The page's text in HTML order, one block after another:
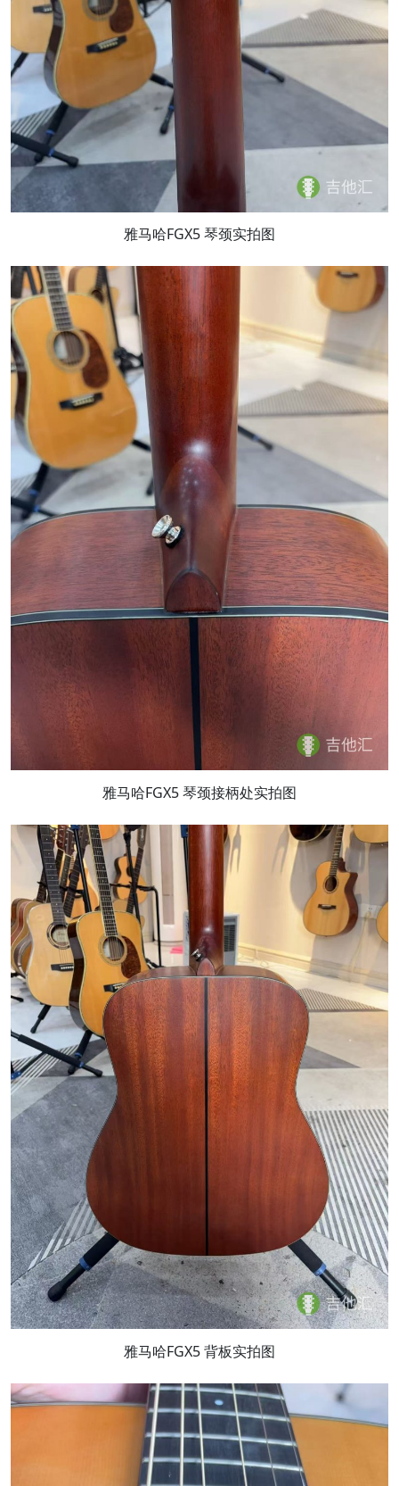
雅马哈FGX5 琴颈实拍图
雅马哈FGX5 琴颈接柄处实拍图
雅马哈FGX5 背板实拍图